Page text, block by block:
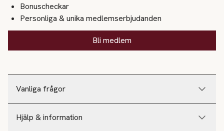
Vanliga frågor
Hjälp & information
Bonuscheckar
Personliga & unika medlemserbjudanden
Bli medlem